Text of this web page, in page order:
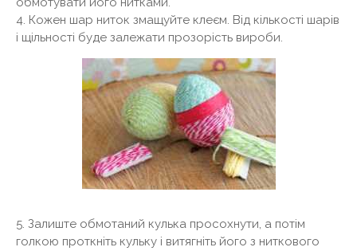
4. Кожен шар ниток змащуйте клеєм. Від кількості шарів
і щільності буде залежати прозорість вироби.
5. Залиште обмотаний кулька просохнути, а потім
голкою проткніть кульку і витягніть його з ниткового